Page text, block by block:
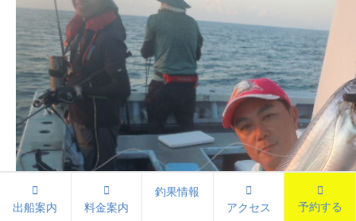
出船案内 料金案内
釣果情報
アクセス
予約する